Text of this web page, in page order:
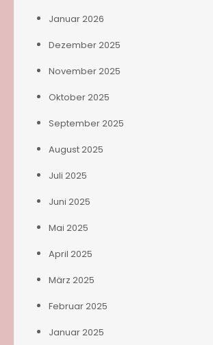
Januar 2026
Dezember 2025
November 2025
Oktober 2025
September 2025
August 2025
Juli 2025
Juni 2025
Mai 2025
April 2025
März 2025
Februar 2025
Januar 2025